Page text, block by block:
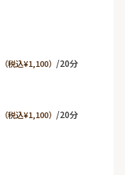
（税込¥1,100） /20分
（税込¥1,100） /20分